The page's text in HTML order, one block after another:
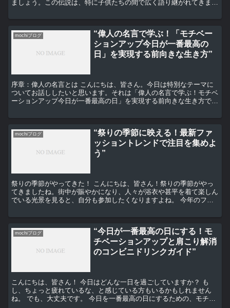
ましょう。この伝説は、特に子供たちの間で広く語り継がれてきまし
mochiブログ
“偉人の名言で学ぶ！「モチベー
ションアップ今日が一番最高の
日」を実現する前向きな生き方”
序章：偉人の名言とは こんにちは、皆さん。今日は特別なテーマに
ついてお話ししたいと思います。それは「偉人の名言で学ぶ！モチベ
ーションアップ今日が一番最高の日」を実現する前向きな生き方で
mochiブログ
“祭りの季節に映える！最新ファ
ッショントレンドで注目を集めよ
う”
祭りの季節がやってきた！ こんにちは、皆さん！祭りの季節がやっ
てきましたね。街中が賑やかになり、人々が浴衣や甚平を着て楽しん
でいる光景を見ると、自分も参加したくなりますよね。 今年のファ
mochiブログ
“今日が一番最高の日にする！モ
チベーションアップと肩こり解消
のコンビニドリンクガイド”
こんにちは、皆さん！ 今日はどんな一日を過ごしていますか？ も
し、ちょっと疲れているな、と感じている方もいるかもしれません
ね。 でも、大丈夫です。 今日を一番最高の日にするための、モチベ